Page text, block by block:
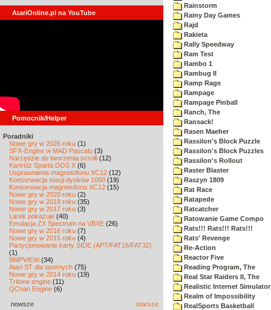
AtariOnline.pl na YouTube
Pomocnik/Helper
Poradniki
Nowe gry w 2026 roku (1)
SFX-Engine w MAD Pascalu (3)
Narzędzie do tworzenia scrolli (12)
Kartridż Sparta DOS X (6)
Usprawnienia magnetofonu XC12 (12)
Konserwacja stacji dysków 1050 (19)
Konserwacja magnetofonu XC12 (15)
Nowe gry w 2020 roku (2)
Nowe gry w 2019 roku (35)
Nowe gry w 2017 roku (3)
Larek pokazuje (40)
Emulacja ZX Spectrum na VBXE (26)
Nowe gry w 2016 roku (7)
Nowe gry w 2015 roku (4)
Partycjonowanie karty SIDE (APT/FAT16/FAT32)
(1)
BMPVIEW(34)
Atari ST dla opornych (75)
Nowe gry w 2014 roku (19)
Tritone engine (11)
QChan Engine (6)
nowsze starsze
Rainstorm
Rainy Day Games
Rajd
Rakieta
Rally Speedway
Ram Test
Rambo 1
Rambug II
Ramp Rage
Rampage
Rampage Pinball
Ranch, The
Ransack!
Rasen Maeher
Rassilon's Block Puzzle
Rassilon's Block Puzzles
Rassilon's Rollout
Raster Blaster
Raszyn 1809
Rat Race
Ratapede
Ratcatcher
Ratowanie Game Compo
Rats!!! Rats!!! Rats!!!
Rats' Revenge
Re-Action
Reactor Five
Reading Program, The
Real Star Raiders II, The
Realistic Internet Simulator
Realm of Impossibility
RealSports Basketball